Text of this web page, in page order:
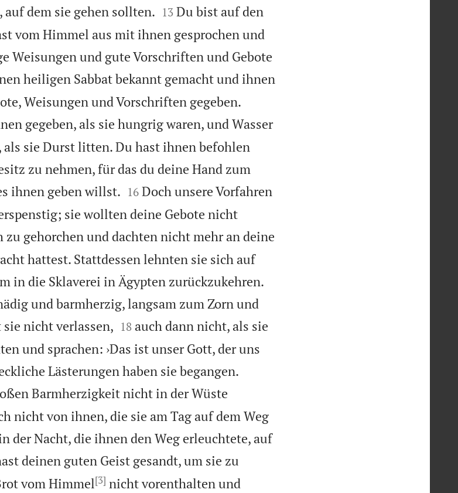
dem sie gehen sollten.
13 Du bist auf den
vom Himmel aus mit ihnen gesprochen und
Weisungen und gute Vorschriften und Gebote
heiligen Sabbat bekannt gemacht und ihnen
Weisungen und Vorschriften gegeben.
gegeben, als sie hungrig waren, und Wasser
als sie Durst litten. Du hast ihnen befohlen
zu nehmen, für das du deine Hand zum
ihnen geben willst.
16 Doch unsere Vorfahren
sie wollten deine Gebote nicht
zu gehorchen und dachten nicht mehr an deine
hattest. Stattdessen lehnten sie sich auf
in die Sklaverei in Ägypten zurückzukehren.
und barmherzig, langsam zum Zorn und
nicht verlassen,
18 auch dann nicht, als sie
und sprachen: ›Das ist unser Gott, der uns
Lästerungen haben sie begangen.
Barmherzigkeit nicht in der Wüste
nicht von ihnen, die sie am Tag auf dem Weg
der Nacht, die ihnen den Weg erleuchtete, auf
deinen guten Geist gesandt, um sie zu
vom Himmel[3] nicht vorenthalten und